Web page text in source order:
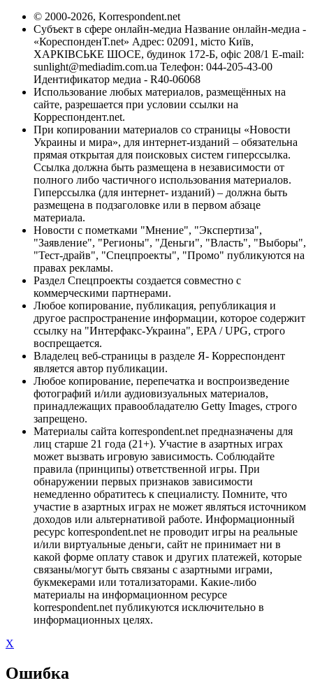
© 2000-2026, Korrespondent.net
Субъект в сфере онлайн-медиа Название онлайн-медиа -
«КореспонденТ.net» Адрес: 02091, місто Київ,
ХАРКІВСЬКЕ ШОСЕ, будинок 172-Б, офіс 208/1 E-mail:
sunlight@mediadim.com.ua Телефон: 044-205-43-00
Идентификатор медиа - R40-06068
Использование любых материалов, размещённых на
сайте, разрешается при условии ссылки на
Корреспондент.net.
При копировании материалов со страницы «Новости
Украины и мира», для интернет-изданий – обязательна
прямая открытая для поисковых систем гиперссылка.
Ссылка должна быть размещена в независимости от
полного либо частичного использования материалов.
Гиперссылка (для интернет- изданий) – должна быть
размещена в подзаголовке или в первом абзаце
материала.
Новости с пометками "Мнение", "Экспертиза",
"Заявление", "Регионы", "Деньги", "Власть", "Выборы",
"Тест-драйв", "Спецпроекты", "Промо" публикуются на
правах рекламы.
Раздел Спецпроекты создается совместно с
коммерческими партнерами.
Любое копирование, публикация, републикация и
другое распространение информации, которое содержит
ссылку на "Интерфакс-Украина", EPA / UPG, строго
воспрещается.
Владелец веб-страницы в разделе Я- Корреспондент
является автор публикации.
Любое копирование, перепечатка и воспроизведение
фотографий и/или аудиовизуальных материалов,
принадлежащих правообладателю Getty Images, строго
запрещено.
Материалы сайта korrespondent.net предназначены для
лиц старше 21 года (21+). Участие в азартных играх
может вызвать игровую зависимость. Соблюдайте
правила (принципы) ответственной игры. При
обнаружении первых признаков зависимости
немедленно обратитесь к специалисту. Помните, что
участие в азартных играх не может являться источником
доходов или альтернативой работе. Информационный
ресурс korrespondent.net не проводит игры на реальные
и/или виртуальные деньги, сайт не принимает ни в
какой форме оплату ставок и других платежей, которые
связаны/могут быть связаны с азартными играми,
букмекерами или тотализаторами. Какие-либо
материалы на информационном ресурсе
korrespondent.net публикуются исключительно в
информационных целях.
X
Ошибка